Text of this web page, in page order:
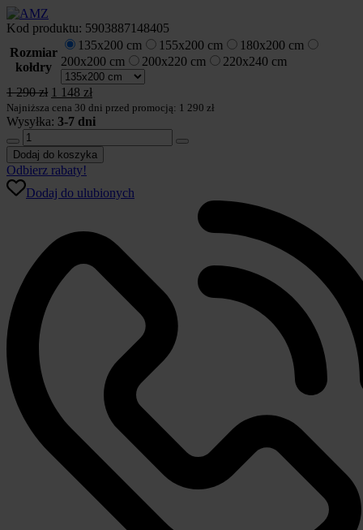
Kod produktu: 5903887148405
Rozmiar
kołdry
135x200 cm 155x200 cm
180x200 cm
200x200 cm
200x220 cm 220x240 cm
1 290zł Pierwotna
cena
wynosiła:
290 zł.
1 148 złAktualna
cena
wynosi:
148 zł.
Najniższa cena 30 dni przed promocją: 1 290 zł
Wysyłka: 3-7 dni
ilość
AMZ
PREMIUM
GOLD
kołdra
Dodaj do koszyka
Odbierz rabaty!
Dodaj do ulubionych